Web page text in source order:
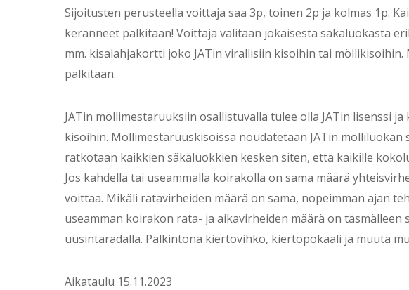
Sijoitusten perusteella voittaja saa 3p, toinen 2p ja kolmas 1p.
keränneet palkitaan! Voittaja valitaan jokaisesta säkäluokasta
mm. kisalahjakortti joko JATin virallisiin kisoihin tai
palkitaan.
JATin möllimestaruuksiin osallistuvalla tulee olla JATin lisenssi
kisoihin. Möllimestaruuskisoissa noudatetaan JATin
ratkotaan kaikkien säkäluokkien kesken siten, että kaikille
Jos kahdella tai useammalla koirakolla on sama määrä
voittaa. Mikäli ratavirheiden määrä on sama, nopeimman ajan
useamman koirakon rata- ja aikavirheiden määrä on täsmälleen
uusintaradalla. Palkintona kiertovihko, kiertopokaali ja muuta
Aikataulu 15.11.2023